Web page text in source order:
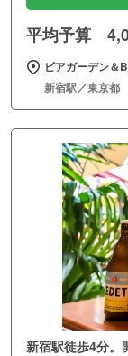
平均予算
ビアガーデン＆
新宿駅／東京都
新宿駅徒歩4分。